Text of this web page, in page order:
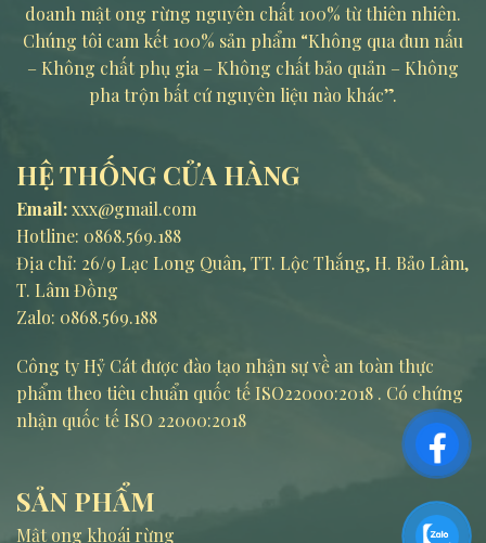
doanh mật ong rừng nguyên chất 100% từ thiên nhiên.
Chúng tôi cam kết 100% sản phẩm “Không qua đun nấu
– Không chất phụ gia – Không chất bảo quản – Không
pha trộn bất cứ nguyên liệu nào khác”.
HỆ THỐNG CỬA HÀNG
Email:xxx@gmail.com
Hotline: 0868.569.188
Địa chỉ: 26/9 Lạc Long Quân, TT. Lộc Thắng, H. Bảo Lâm,
T. Lâm Đồng
Zalo: 0868.569.188
Công ty Hỷ Cát được đào tạo nhận sự về an toàn thực
phẩm theo tiêu chuẩn quốc tế ISO22000:2018 . Có chứng
nhận quốc tế ISO 22000:2018
SẢN PHẨM
Mật ong khoái rừng